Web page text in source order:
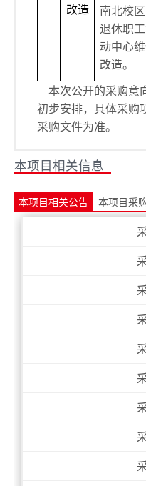
改造
南北校
退休职
动中心
改造。
本次公开的采购意
初步安排，具体采购
采购文件为准。
本项目相关信息
本项目相关公告 本项目采